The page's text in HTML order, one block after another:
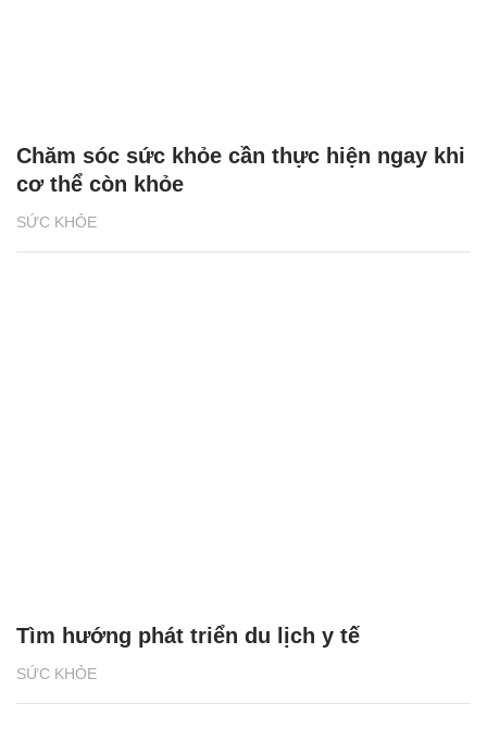
SỨC KHỎE
Chăm sóc sức khỏe cần thực hiện ngay khi
cơ thể còn khỏe
SỨC KHỎE
Tìm hướng phát triển du lịch y tế